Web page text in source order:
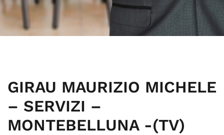
GIRAU MAURIZIO MICHELE
– SERVIZI –
MONTEBELLUNA -(TV)